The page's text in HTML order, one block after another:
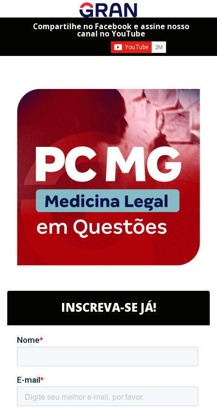
Compartilhe no Facebook e assine nosso
canal no YouTube
INSCREVA-SE JÁ!